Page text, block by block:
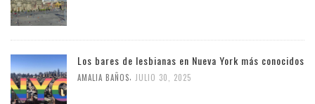
Los bares de lesbianas en Nueva York más conocidos
AMALIA BAÑOS, JULIO 30, 2025